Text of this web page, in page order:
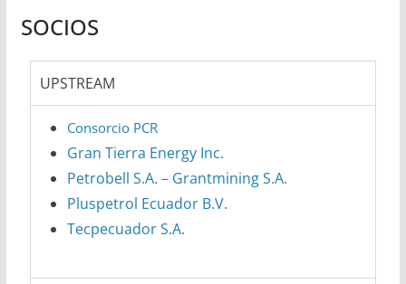
SOCIOS
UPSTREAM
Consorcio PCR
Gran Tierra Energy Inc.
Petrobell S.A. – Grantmining S.A.
Pluspetrol Ecuador B.V.
Tecpecuador S.A.